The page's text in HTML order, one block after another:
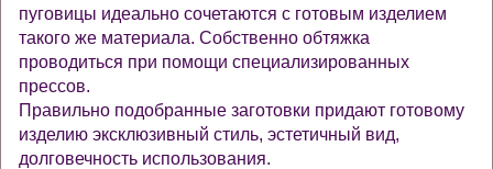
пуговицы идеально сочетаются с готовым изделием
такого же материала. Собственно обтяжка
проводиться при помощи специализированных
прессов.
Правильно подобранные заготовки придают готовому
изделию эксклюзивный стиль, эстетичный вид,
долговечность использования.